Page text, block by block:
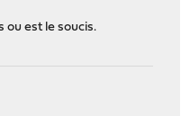
ou est le soucis.